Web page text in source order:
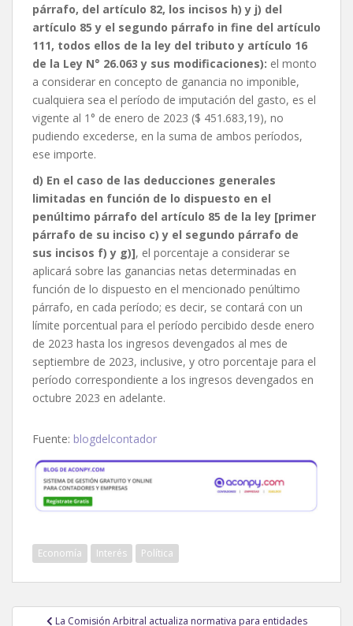
párrafo, del artículo 82, los incisos h) y j) del
artículo 85 y el segundo párrafo in fine del artículo
111, todos ellos de la ley del tributo y artículo 16
de la Ley N° 26.063 y sus modificaciones): el monto
a considerar en concepto de ganancia no imponible,
cualquiera sea el período de imputación del gasto, es el
vigente al 1° de enero de 2023 ($ 451.683,19), no
pudiendo excederse, en la suma de ambos períodos,
ese importe.
d) En el caso de las deducciones generales
limitadas en función de lo dispuesto en el
penúltimo párrafo del artículo 85 de la ley [primer
párrafo de su inciso c) y el segundo párrafo de
sus incisos f) y g)], el porcentaje a considerar se
aplicará sobre las ganancias netas determinadas en
función de lo dispuesto en el mencionado penúltimo
párrafo, en cada período; es decir, se contará con un
límite porcentual para el período percibido desde enero
de 2023 hasta los ingresos devengados al mes de
septiembre de 2023, inclusive, y otro porcentaje para el
período correspondiente a los ingresos devengados en
octubre 2023 en adelante.
Fuente: blogdelcontador
Economía Interés Política
Navegación
La Comisión Arbitral actualiza normativa para entidades